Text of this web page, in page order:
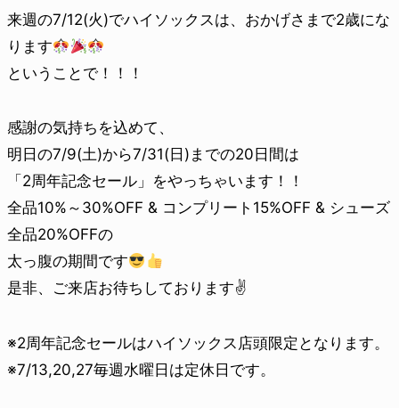
来週の7/12(火)でハイソックスは、おかげさまで2歳にな
ります
ということで！！！
感謝の気持ちを込めて、
明日の7/9(土)から7/31(日)までの20日間は
「2周年記念セール」をやっちゃいます！！
全品10%～30%OFF & コンプリート15%OFF & シューズ
全品20%OFFの
太っ腹の期間です
是非、ご来店お待ちしております✌️
※2周年記念セールはハイソックス店頭限定となります。
※7/13,20,27毎週水曜日は定休日です。